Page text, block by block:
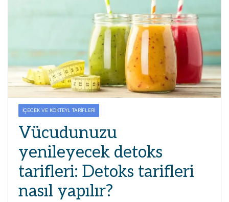
İÇECEK VE KOKTEYL TARIFLERI
Vücudunuzu
yenileyecek detoks
tarifleri: Detoks tarifleri
nasıl yapılır?